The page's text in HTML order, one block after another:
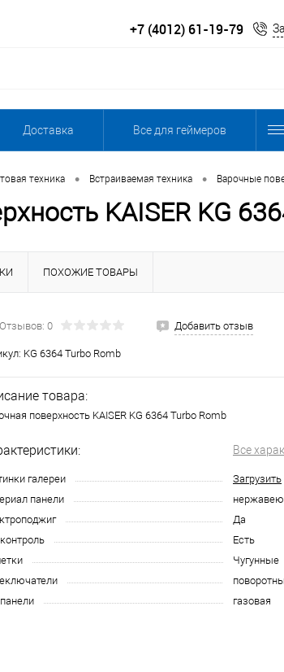
+7 (4012) 61-19-79
Доставка Все для геймеров
техника • Встраиваемая техника • Варочные
KAISER KG
ПОХОЖИЕ ТОВАРЫ
Отзывов: 0 Добавить отзыв
KG 6364 Turbo Romb
товара:
поверхность KAISER KG 6364 Turbo Romb
Все
галереи
Загрузить
панели
Да
Есть
Чугунные
газовая